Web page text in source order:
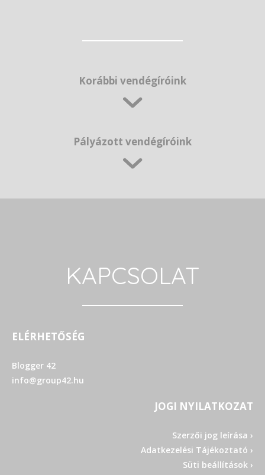
Korábbi vendégíróink
Pályázott vendégíróink
KAPCSOLAT
ELÉRHETŐSÉG
Blogger 42
info@group42.hu
JOGI NYILATKOZAT
Szerzői jog leírása ›
Adatkezelési Tájékoztató ›
Süti beállítások ›